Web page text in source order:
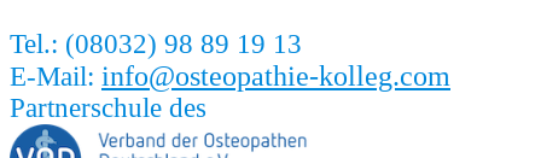
Tel.: (08032) 98 89 19 13
E-Mail: info@osteopathie-kolleg.com
Partnerschule des